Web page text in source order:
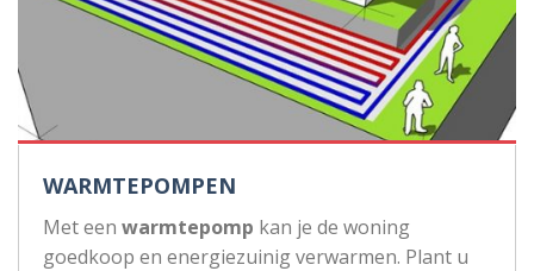
WARMTEPOMPEN
Met een warmtepomp kan je de woning
goedkoop en energiezuinig verwarmen. Plant u